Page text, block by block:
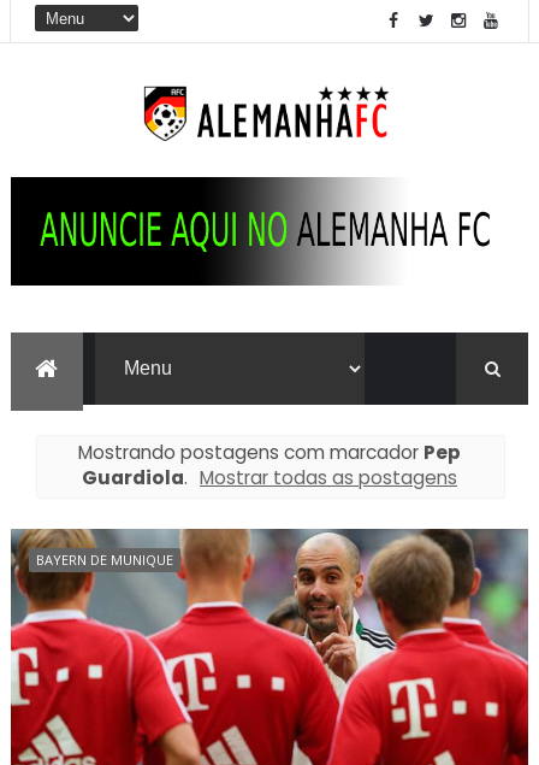
Mostrando postagens com marcador Pep
Guardiola. Mostrar todas as postagens
BAYERN DE MUNIQUE